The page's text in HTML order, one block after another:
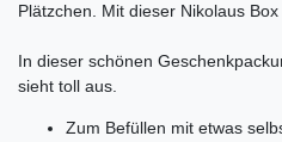
Plätzchen. Mit dieser Nikolaus
In dieser schönen
sieht toll aus.
Zum Befüllen mit etwas